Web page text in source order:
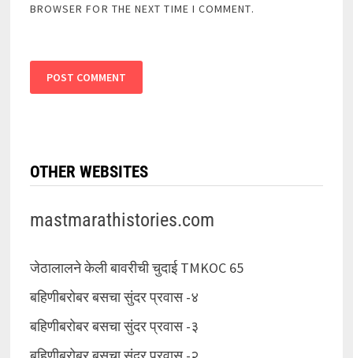
BROWSER FOR THE NEXT TIME I COMMENT.
OTHER WEBSITES
mastmarathistories.com
जेठालालने केली बावरीची चुदाई TMKOC 65
बहिणीबरोबर बसचा सुंदर प्रवास -४
बहिणीबरोबर बसचा सुंदर प्रवास -३